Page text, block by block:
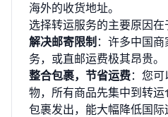
海外的收货地址。
选择转运服务的主要原因在
解决邮寄限制 ：许多中国
务，或直邮运费极其昂贵。
整合包裹，节省运费：您
物，所有商品先集中到转
包裹发出，能大幅降低国际